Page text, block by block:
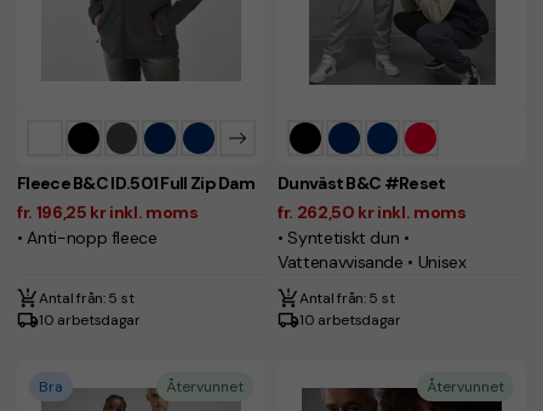
Fleece B&C ID.501 Full Zip Dam
fr. 196,25 kr inkl. moms
• Anti-nopp fleece
Antal från: 5 st
10 arbetsdagar
Dunväst B&C #Reset
fr. 262,50 kr inkl. moms
• Syntetiskt dun •
Vattenavvisande • Unisex
Antal från: 5 st
10 arbetsdagar
Återvunnet
Bra Återvunnet